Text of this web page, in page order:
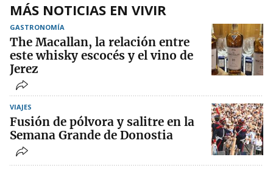
MÁS NOTICIAS EN VIVIR
GASTRONOMÍA
The Macallan, la relación entre
este whisky escocés y el vino de
Jerez
VIAJES
Fusión de pólvora y salitre en la
Semana Grande de Donostia